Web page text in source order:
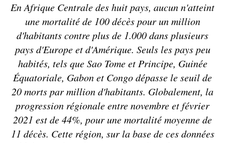
En Afrique Centrale des huit pays, aucun n'atteint
une mortalité de 100 décès pour un million
d'habitants contre plus de 1.000 dans plusieurs
pays d'Europe et d'Amérique. Seuls les pays peu
habités, tels que Sao Tome et Principe, Guinée
Équatoriale, Gabon et Congo dépasse le seuil de
20 morts par million d'habitants. Globalement, la
progression régionale entre novembre et février
2021 est de 44%, pour une mortalité moyenne de
11 décès. Cette région, sur la base de ces données